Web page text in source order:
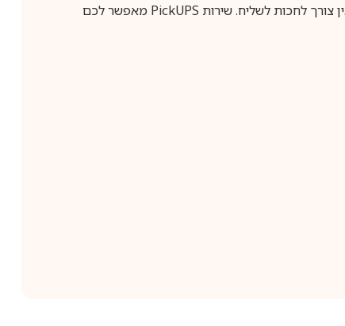
צורך לחכות לשליח. שירות PickUPS מאפשר לכם